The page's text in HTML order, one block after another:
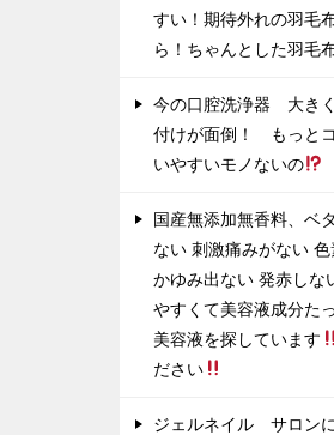
すい！期待外れの羽毛
ら！ちゃんとした羽毛
今の口腔洗浄器 大き
付けが面倒！ もっと
いやすいモノないの
国産無添加無香料、ベ
ない 刺激痛みがない
かゆみ出ない 発赤しな
やすくて美容液成分た
美容液を探しています
ださい
ジェルネイル サロン